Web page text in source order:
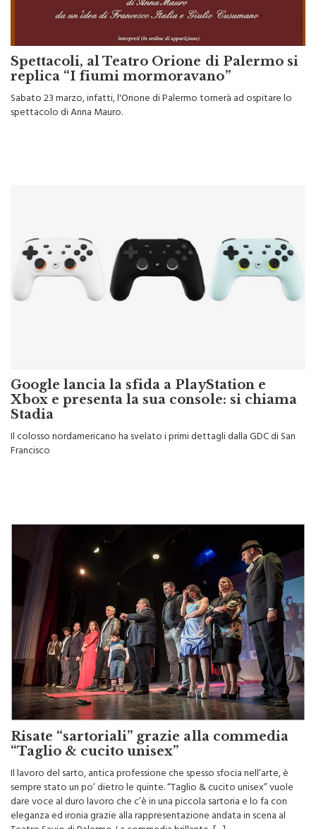
Spettacoli, al Teatro Orione di Palermo si
replica “I fiumi mormoravano”
Sabato 23 marzo, infatti, l'Orione di Palermo tornerà ad ospitare lo
spettacolo di Anna Mauro.
Xbox e presenta la sua console: si chiama
Stadia
Il colosso nordamericano ha svelato i primi dettagli dalla GDC di San
Francisco
Risate “sartoriali” grazie alla commedia
“Taglio & cucito unisex”
Il lavoro del sarto, antica professione che spesso sfocia nell’arte, è
sempre stato un po’ dietro le quinte. “Taglio & cucito unisex” vuole
dare voce al duro lavoro che c’è in una piccola sartoria e lo fa con
eleganza ed ironia grazie alla rappresentazione andata in scena al
Teatro Savio di Palermo. La commedia brillante, […]